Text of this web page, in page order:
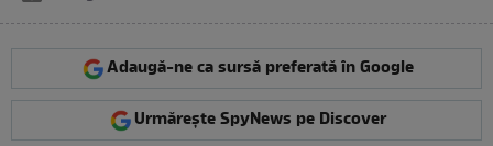
Adaugă-ne ca sursă preferată în Google
Urmărește SpyNews pe Discover